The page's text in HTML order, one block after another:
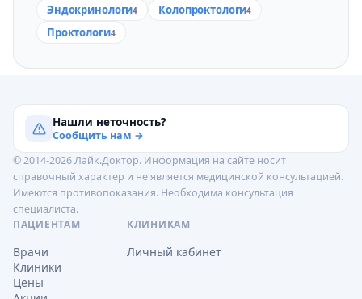
Эндокринологи4 Колопроктологи4
Проктологи4
Нашли неточность?
Сообщить нам →
© 2014-2026 Лайк.Доктор. Информация на сайте носит
справочный характер и не является медицинской консультацией.
Имеются противопоказания. Необходима консультация
специалиста.
ПАЦИЕНТАМ
Врачи
Клиники
Цены
КЛИНИКАМ
Личный кабинет